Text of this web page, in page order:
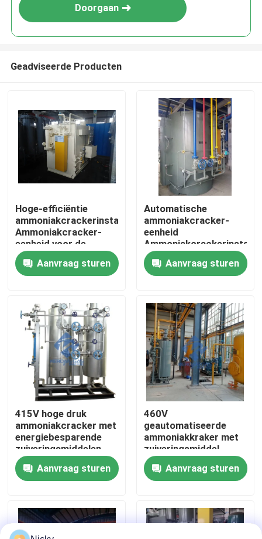
Producten
Over ons
Fabriekstocht
Kwaliteitscontrole
Neem contact met ons op
Nieuws
Vraag een offerte
De Generator van de hoge Zuiverheidsstikstof
Doorgaan
Geadviseerde Producten
Hoge-efficiëntie
ammoniakcrackerinstallatie
Ammoniakcracker-
eenheid voor de
warmtebehandeling
Aanvraag sturen
Automatische
ammoniakcracker-
eenheid
Aanvraag sturen
415V hoge druk
ammoniakcracker met
energiebesparende
zuiveringsmiddelen
Aanvraag sturen
460V
geautomatiseerde
ammoniakkraker met
zuiveringsmiddel
Aanvraag sturen